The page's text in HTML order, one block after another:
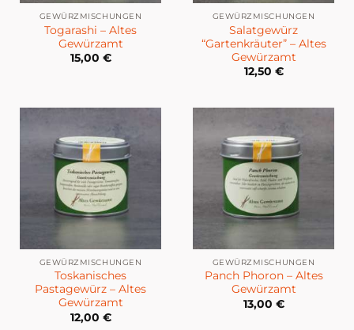
GEWÜRZMISCHUNGEN
Togarashi – Altes
Gewürzamt
15,00 €
GEWÜRZMISCHUNGEN
Salatgewürz
“Gartenkräuter” – Altes
Gewürzamt
12,50 €
GEWÜRZMISCHUNGEN
Toskanisches
Pastagewürz – Altes
Gewürzamt
12,00 €
GEWÜRZMISCHUNGEN
Panch Phoron – Altes
Gewürzamt
13,00 €